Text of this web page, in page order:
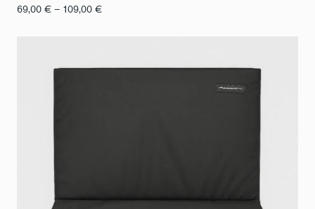
69,00 € – 109,00 €Prijsklasse: